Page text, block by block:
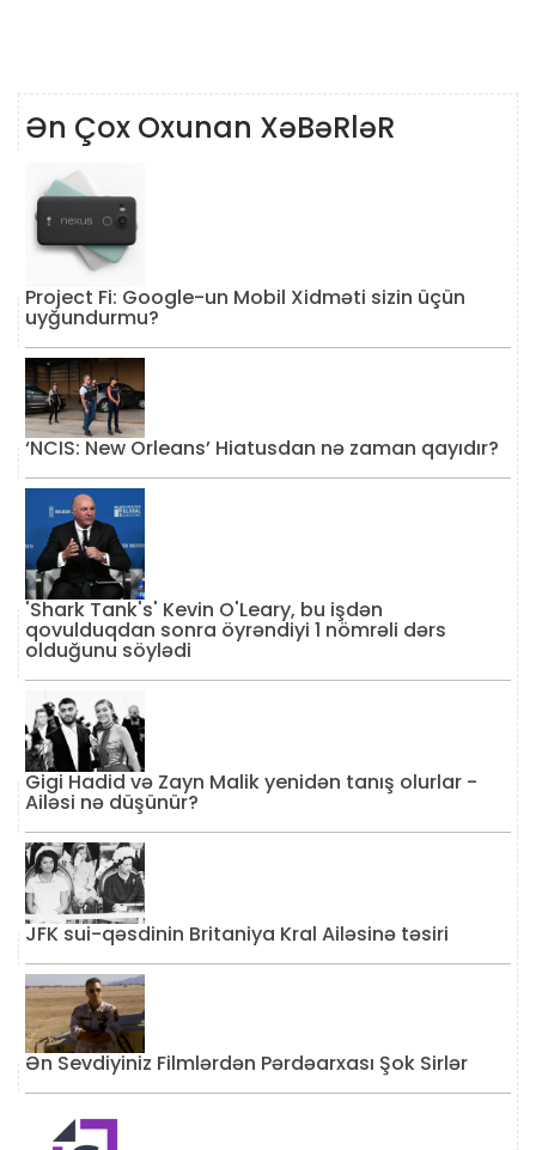
Ən Çox Oxunan XəBəRləR
Project Fi: Google-un Mobil Xidməti sizin üçün
uyğundurmu?
‘NCIS: New Orleans’ Hiatusdan nə zaman qayıdır?
'Shark Tank's' Kevin O'Leary, bu işdən
qovulduqdan sonra öyrəndiyi 1 nömrəli dərs
olduğunu söylədi
Gigi Hadid və Zayn Malik yenidən tanış olurlar -
Ailəsi nə düşünür?
JFK sui-qəsdinin Britaniya Kral Ailəsinə təsiri
Ən Sevdiyiniz Filmlərdən Pərdəarxası Şok Sirlər